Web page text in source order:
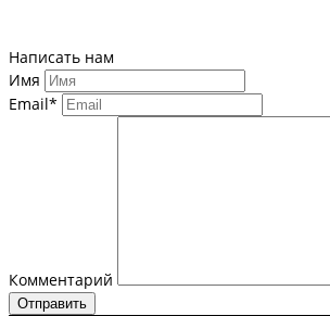
Написать нам
Имя
Email*
Комментарий
Отправить